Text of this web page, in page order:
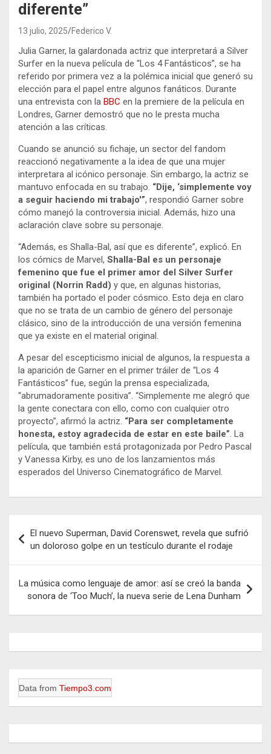
diferente”
13 julio, 2025 Federico V.
Julia Garner, la galardonada actriz que interpretará a Silver
Surfer en la nueva película de “Los 4 Fantásticos”, se ha
referido por primera vez a la polémica inicial que generó su
elección para el papel entre algunos fanáticos. Durante
una entrevista con la BBC en la premiere de la película en
Londres, Garner demostró que no le presta mucha
atención a las críticas.
Cuando se anunció su fichaje, un sector del fandom
reaccionó negativamente a la idea de que una mujer
interpretara al icónico personaje. Sin embargo, la actriz se
mantuvo enfocada en su trabajo. “Dije, ‘simplemente voy
a seguir haciendo mi trabajo'”, respondió Garner sobre
cómo manejó la controversia inicial. Además, hizo una
aclaración clave sobre su personaje.
“Además, es Shalla-Bal, así que es diferente”, explicó. En
los cómics de Marvel, Shalla-Bal es un personaje
femenino que fue el primer amor del Silver Surfer
original (Norrin Radd) y que, en algunas historias,
también ha portado el poder cósmico. Esto deja en claro
que no se trata de un cambio de género del personaje
clásico, sino de la introducción de una versión femenina
que ya existe en el material original.
A pesar del escepticismo inicial de algunos, la respuesta a
la aparición de Garner en el primer tráiler de “Los 4
Fantásticos” fue, según la prensa especializada,
“abrumadoramente positiva”. “Simplemente me alegró que
la gente conectara con ello, como con cualquier otro
proyecto”, afirmó la actriz. “Para ser completamente
honesta, estoy agradecida de estar en este baile”. La
película, que también está protagonizada por Pedro Pascal
y Vanessa Kirby, es uno de los lanzamientos más
esperados del Universo Cinematográfico de Marvel.
de
entradas
El nuevo Superman, David Corenswet, revela que sufrió
un doloroso golpe en un testículo durante el rodaje
La música como lenguaje de amor: así se creó la banda
sonora de ‘Too Much’, la nueva serie de Lena Dunham
Data from Tiempo3.com